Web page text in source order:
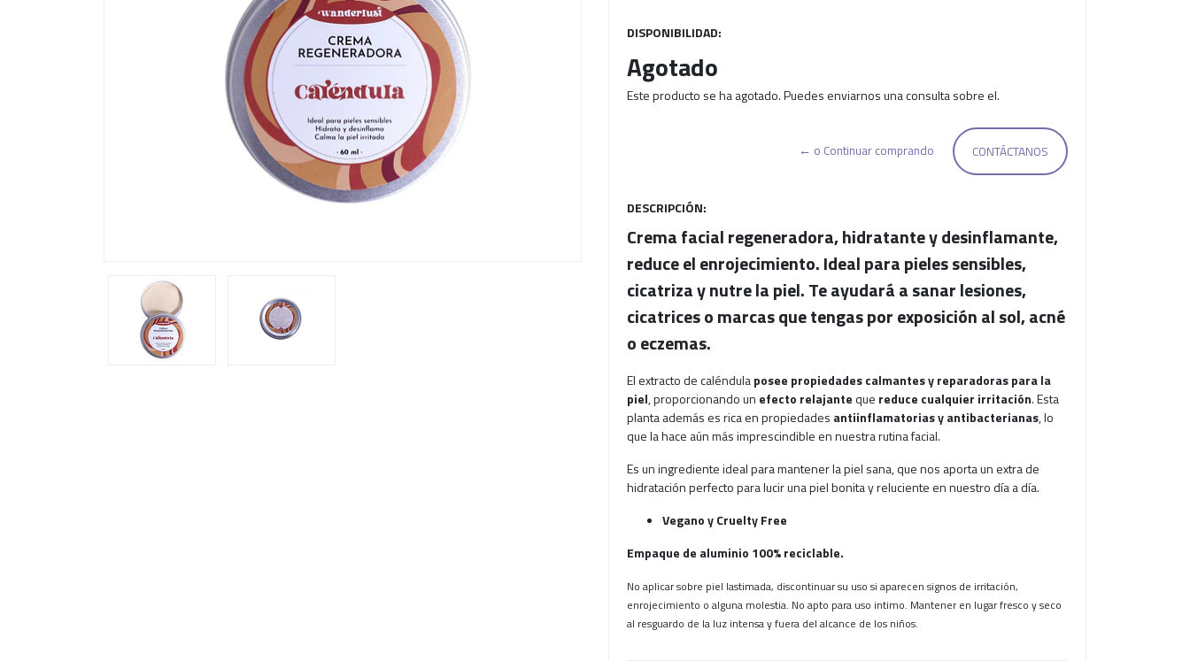
DISPONIBILIDAD:
Agotado
Este producto se ha agotado. Puedes enviarnos una consulta sobre el.
CONTÁCTANOS
← o Continuar comprando
DESCRIPCIÓN:
Crema facial regeneradora, hidratante y desinflamante,
reduce el enrojecimiento. Ideal para pieles sensibles,
cicatriza y nutre la piel. Te ayudará a sanar lesiones,
cicatrices o marcas que tengas por exposición al sol, acné
o eczemas.
El extracto de caléndulaposee propiedades calmantes y reparadoras para la
piel, proporcionando un efecto relajanteque reduce cualquier irritación. Esta
planta además es rica en propiedades antiinflamatorias y antibacterianas, lo
que la hace aún más imprescindible en nuestra rutina facial.
Es un ingrediente ideal para mantener la piel sana, que nos aporta un extra de
hidratación perfecto para lucir una piel bonita y reluciente en nuestro día a día.
Vegano y Cruelty Free
Empaque de aluminio 100% reciclable.
No aplicar sobre piel lastimada, discontinuar su uso si aparecen signos de irritación,
enrojecimiento o alguna molestia. No apto para uso intimo. Mantener en lugar fresco y seco
al resguardo de la luz intensa y fuera del alcance de los niños.